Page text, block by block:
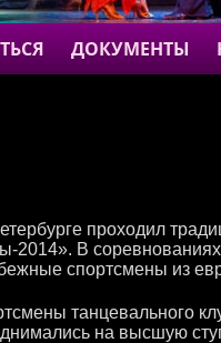
ДОКУМЕНТЫ
проходил
В
спортсмены из
танцевального
на высшую